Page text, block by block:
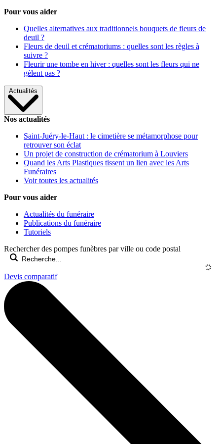
Pour vous aider
Quelles alternatives aux traditionnels bouquets de fleurs de
deuil ?
Fleurs de deuil et crématoriums : quelles sont les règles à
suivre ?
Fleurir une tombe en hiver : quelles sont les fleurs qui ne
gèlent pas ?
Actualités
Nos actualités
Saint-Juéry-le-Haut : le cimetière se métamorphose pour
retrouver son éclat
Un projet de construction de crématorium à Louviers
Quand les Arts Plastiques tissent un lien avec les Arts
Funéraires
Voir toutes les actualités
Pour vous aider
Actualités du funéraire
Publications du funéraire
Tutoriels
Rechercher des pompes funèbres par ville ou code postal
Devis comparatif